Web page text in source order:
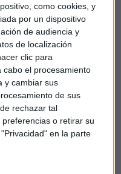
como cookies, y
por un dispositivo
de audiencia y
de localización
clic para
cabo el procesamiento
y cambiar sus
de sus
rechazar tal
o retirar su
en la parte